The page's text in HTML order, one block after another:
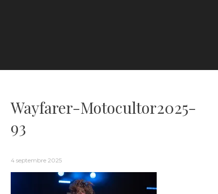
Wayfarer-Motocultor2025-
93
4 septembre 2025